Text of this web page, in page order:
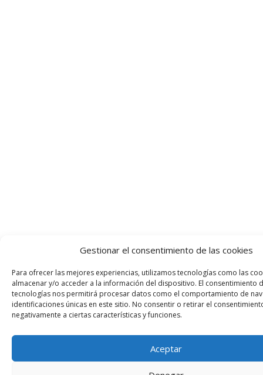
Gestionar el consentimiento de las cookies
Para ofrecer las mejores experiencias, utilizamos tecnologías como las
almacenar y/o acceder a la información del dispositivo. El consentimiento
tecnologías nos permitirá procesar datos como el comportamiento de
identificaciones únicas en este sitio. No consentir o retirar el
negativamente a ciertas características y funciones.
Aceptar